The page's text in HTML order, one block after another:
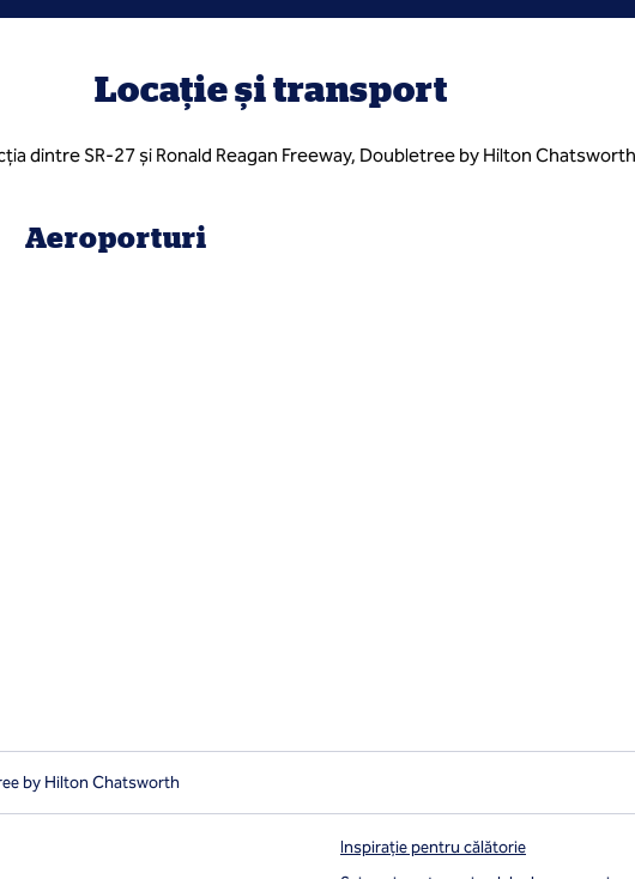
Locație și transport
dintre SR-27 și Ronald Reagan Freeway, Doubletree by Hilton
Aeroporturi
by Hilton Chatsworth
Inspirație pentru călătorie